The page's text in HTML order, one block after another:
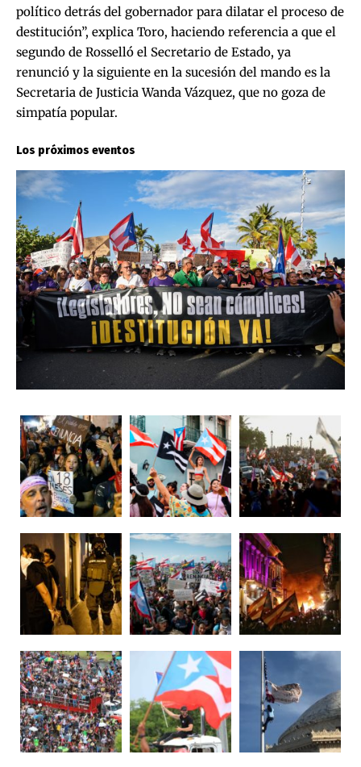
político detrás del gobernador para dilatar el proceso de
destitución”, explica Toro, haciendo referencia a que el
segundo de Rosselló el Secretario de Estado, ya
renunció y la siguiente en la sucesión del mando es la
Secretaria de Justicia Wanda Vázquez, que no goza de
simpatía popular.
Los próximos eventos